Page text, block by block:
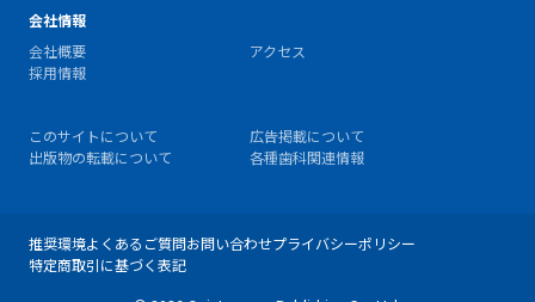
会社情報
会社概要
アクセス
採用情報
このサイトについて
広告掲載について
出版物の転載について
各種歯科関連情報
推奨環境よくあるご質問お問い合わせプライバシーポリシー
特定商取引に基づく表記